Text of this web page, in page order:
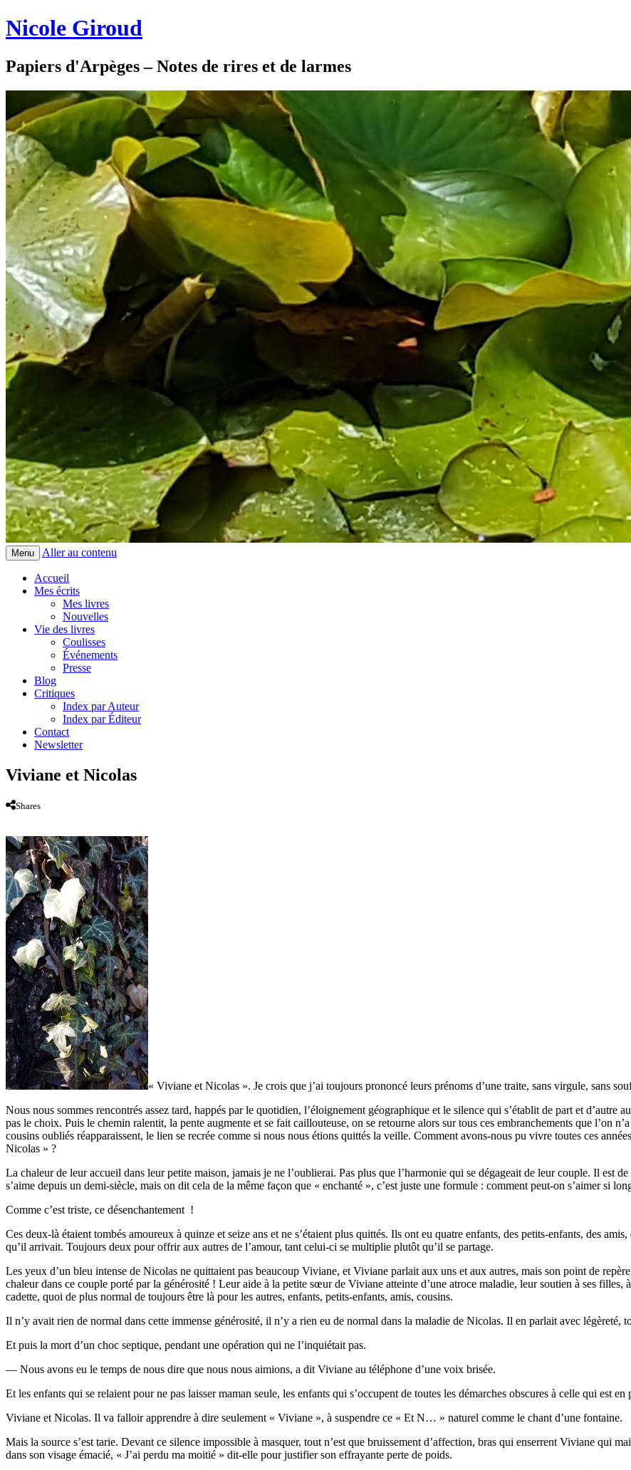
Nicole Giroud
Papiers d'Arpèges – Notes de rires et de larmes
Menu Aller au contenu
Accueil
Mes écrits
Mes livres
Nouvelles
Vie des livres
Coulisses
Événements
Presse
Blog
Critiques
Index par Auteur
Index par Éditeur
Contact
Newsletter
Viviane et Nicolas
Shares
« Viviane et Nicolas ». Je crois que j’ai toujours prononcé leurs prénoms d’une traite, sans virgule, sans
Nous nous sommes rencontrés assez tard, happés par le quotidien, l’éloignement géographique et le silence qui s’établit de part et d’autre
pas le choix. Puis le chemin ralentit, la pente augmente et se fait caillouteuse, on se retourne alors sur tous ces embranchements que l’on
cousins oubliés réapparaissent, le lien se recrée comme si nous nous étions quittés la veille. Comment avons-nous pu vivre toutes ces
Nicolas » ?
La chaleur de leur accueil dans leur petite maison, jamais je ne l’oublierai. Pas plus que l’harmonie qui se dégageait de leur couple. Il est
s’aime depuis un demi-siècle, mais on dit cela de la même façon que « enchanté », c’est juste une formule : comment peut-on s’aimer si
Comme c’est triste, ce désenchantement !
Ces deux-là étaient tombés amoureux à quinze et seize ans et ne s’étaient plus quittés. Ils ont eu quatre enfants, des petits-enfants, des
qu’il arrivait. Toujours deux pour offrir aux autres de l’amour, tant celui-ci se multiplie plutôt qu’il se partage.
Les yeux d’un bleu intense de Nicolas ne quittaient pas beaucoup Viviane, et Viviane parlait aux uns et aux autres, mais son point de
chaleur dans ce couple porté par la générosité ! Leur aide à la petite sœur de Viviane atteinte d’une atroce maladie, leur soutien à ses
cadette, quoi de plus normal de toujours être là pour les autres, enfants, petits-enfants, amis, cousins.
Il n’y avait rien de normal dans cette immense générosité, il n’y a rien eu de normal dans la maladie de Nicolas. Il en parlait avec légèreté,
Et puis la mort d’un choc septique, pendant une opération qui ne l’inquiétait pas.
— Nous avons eu le temps de nous dire que nous nous aimions, a dit Viviane au téléphone d’une voix brisée.
Et les enfants qui se relaient pour ne pas laisser maman seule, les enfants qui s’occupent de toutes les démarches obscures à celle qui est
Viviane et Nicolas. Il va falloir apprendre à dire seulement « Viviane », à suspendre ce « Et N… » naturel comme le chant d’une fontaine.
Mais la source s’est tarie. Devant ce silence impossible à masquer, tout n’est que bruissement d’affection, bras qui enserrent Viviane qui
dans son visage émacié, « J’ai perdu ma moitié » dit-elle pour justifier son effrayante perte de poids.